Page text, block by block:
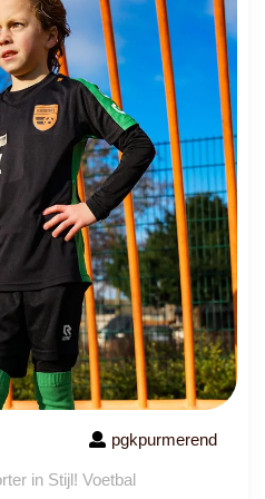
pgkpurmerend
in Stijl! Voetbal